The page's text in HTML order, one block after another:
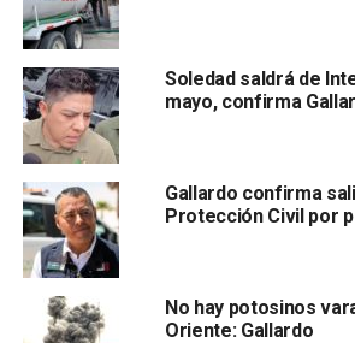
La Selección Mexicana de Gimnasia
Gobierno Federal ayuda para poder
regresar a México.Horas más tarde,
en redes sociales anunciando que
saldrían de Medio Oriente.
Soledad saldrá de
mayo, confirma
Gallardo confirma
Protección Civil por
No hay potosinos
Oriente: Gallardo